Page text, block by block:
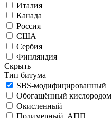
Италия
Канада
Россия
США
Сербия
Финляндия
Скрыть
Тип битума
SBS-модифицированный
Обогащённый кислородом
Окисленный
Полимерный, АПП